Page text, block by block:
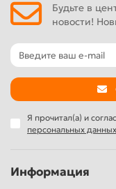
Будьте в
новости!
Я прочитал(а) и
персональных данных
Информация